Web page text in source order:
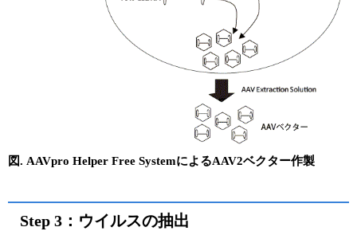
図. AAVpro Helper Free SystemによるAAV2ベクター作製
Step 3：ウイルスの抽出